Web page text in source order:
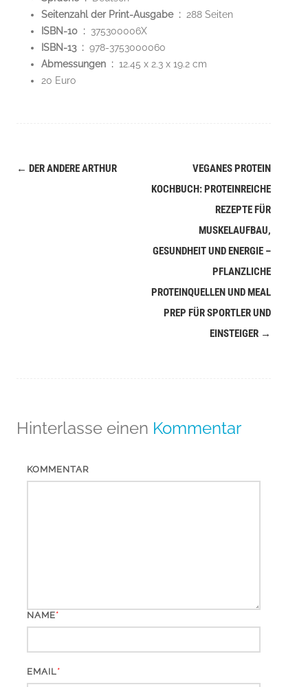
Seitenzahl der Print-Ausgabe ‏ : ‎ 288 Seiten
ISBN-10 ‏ : ‎ 375300006X
ISBN-13 ‏ : ‎ 978-3753000060
Abmessungen ‏ : ‎ 12.45 x 2.3 x 19.2 cm
20 Euro
← DER ANDERE ARTHUR
VEGANES PROTEIN
KOCHBUCH: PROTEINREICHE
REZEPTE FÜR
MUSKELAUFBAU,
GESUNDHEIT UND ENERGIE –
PFLANZLICHE
PROTEINQUELLEN UND MEAL
PREP FÜR SPORTLER UND
EINSTEIGER →
Hinterlasse einen Kommentar
KOMMENTAR
NAME*
EMAIL*